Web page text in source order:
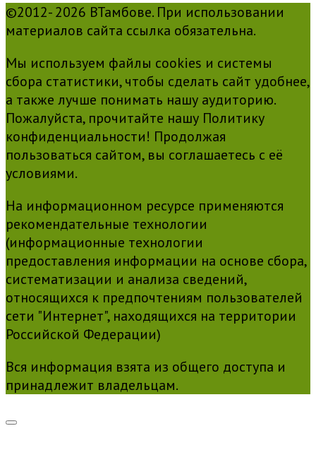
©2012- 2026 ВТамбове. При использовании
материалов сайта ссылка обязательна.
Мы используем файлы cookies и системы
сбора статистики, чтобы сделать сайт удобнее,
а также лучше понимать нашу аудиторию.
Пожалуйста, прочитайте нашу Политику
конфиденциальности! Продолжая
пользоваться сайтом, вы соглашаетесь с её
условиями.
На информационном ресурсе применяются
рекомендательные технологии
(информационные технологии
предоставления информации на основе сбора,
систематизации и анализа сведений,
относящихся к предпочтениям пользователей
сети "Интернет", находящихся на территории
Российской Федерации)
Вся информация взята из общего доступа и
принадлежит владельцам.